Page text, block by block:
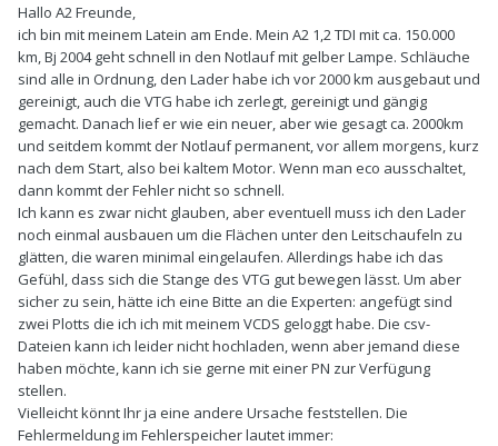
Hallo A2 Freunde,
ich bin mit meinem Latein am Ende. Mein A2 1,2 TDI mit ca. 150.000
km, Bj 2004 geht schnell in den Notlauf mit gelber Lampe. Schläuche
sind alle in Ordnung, den Lader habe ich vor 2000 km ausgebaut und
gereinigt, auch die VTG habe ich zerlegt, gereinigt und gängig
gemacht. Danach lief er wie ein neuer, aber wie gesagt ca. 2000km
und seitdem kommt der Notlauf permanent, vor allem morgens, kurz
nach dem Start, also bei kaltem Motor. Wenn man eco ausschaltet,
dann kommt der Fehler nicht so schnell.
Ich kann es zwar nicht glauben, aber eventuell muss ich den Lader
noch einmal ausbauen um die Flächen unter den Leitschaufeln zu
glätten, die waren minimal eingelaufen. Allerdings habe ich das
Gefühl, dass sich die Stange des VTG gut bewegen lässt. Um aber
sicher zu sein, hätte ich eine Bitte an die Experten: angefügt sind
zwei Plotts die ich ich mit meinem VCDS geloggt habe. Die csv-
Dateien kann ich leider nicht hochladen, wenn aber jemand diese
haben möchte, kann ich sie gerne mit einer PN zur Verfügung
stellen.
Vielleicht könnt Ihr ja eine andere Ursache feststellen. Die
Fehlermeldung im Fehlerspeicher lautet immer: